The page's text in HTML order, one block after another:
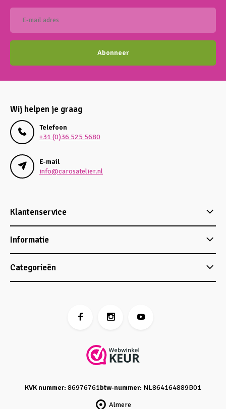
Abonneer
Wij helpen je graag
Telefoon
+31 (0)36 525 5680
E-mail
info@carosatelier.nl
Klantenservice
Informatie
Categorieën
Almere
KVK nummer: 86976761btw-nummer: NL864164889B01